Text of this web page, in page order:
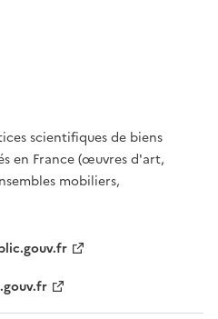
scientifiques de biens
en France (œuvres d'art,
mobiliers,